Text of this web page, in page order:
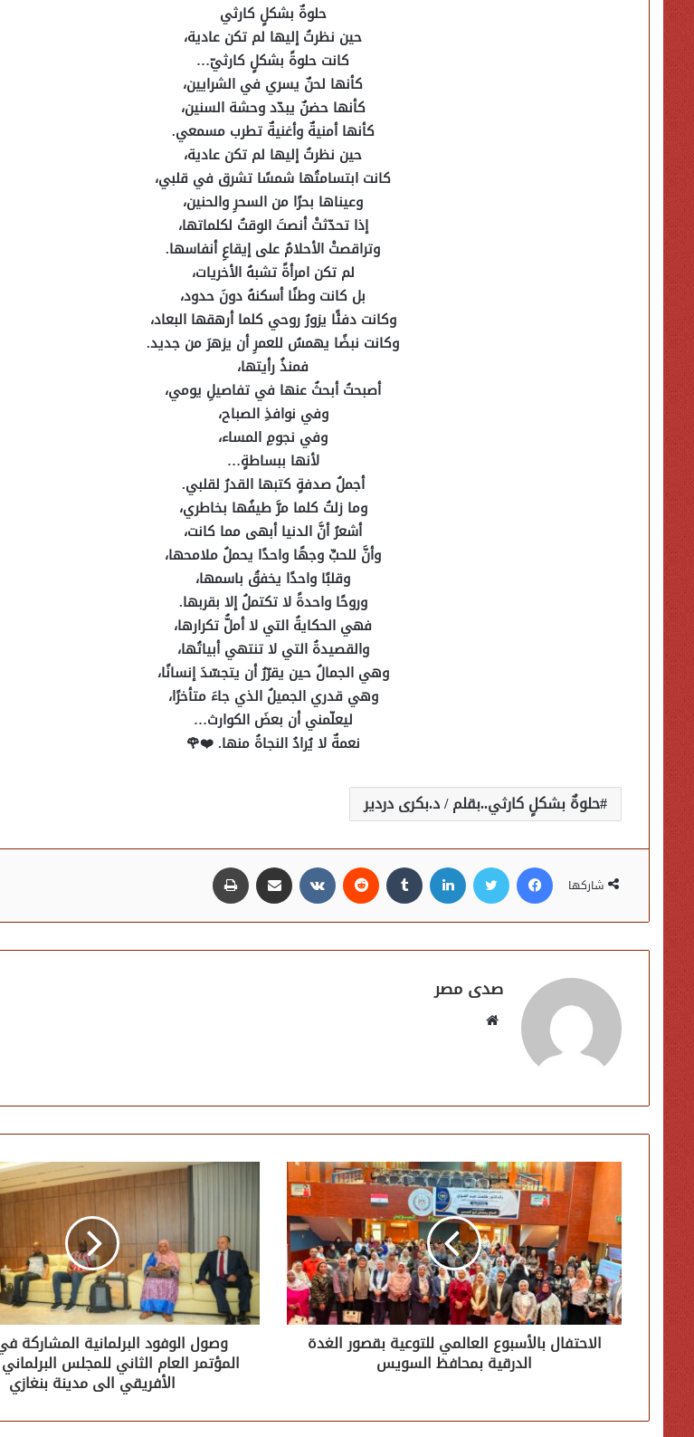
حلوةٌ بشكلٍ كارثي
حين نظرتُ إليها لم تكن عادية،
كانت حلوةً بشكلٍ كارثيّ…
كأنها لحنٌ يسري في الشرايين،
كأنها حضنٌ يبدّد وحشة السنين،
كأنها أمنيةٌ وأغنيةٌ تطرب مسمعي.
حين نظرتُ إليها لم تكن عادية،
كانت ابتسامتُها شمسًا تشرق في قلبي،
وعيناها بحرًا من السحرِ والحنين،
إذا تحدّثتْ أنصتَ الوقتُ لكلماتها،
وتراقصتْ الأحلامُ على إيقاعِ أنفاسها.
لم تكن امرأةً تشبهُ الأخريات،
بل كانت وطنًا أسكنهُ دونَ حدود،
وكانت دفئًا يزورُ روحي كلما أرهقها البعاد،
وكانت نبضًا يهمسُ للعمرِ أن يزهرَ من جديد.
فمنذُ رأيتها،
أصبحتُ أبحثُ عنها في تفاصيلِ يومي،
وفي نوافذِ الصباح،
وفي نجومِ المساء،
لأنها ببساطةٍ…
أجملُ صدفةٍ كتبها القدرُ لقلبي.
وما زلتُ كلما مرَّ طيفُها بخاطري،
أشعرُ أنَّ الدنيا أبهى مما كانت،
وأنَّ للحبِّ وجهًا واحدًا يحملُ ملامحها،
وقلبًا واحدًا يخفقُ باسمها،
وروحًا واحدةً لا تكتملُ إلا بقربها.
فهي الحكايةُ التي لا أملُّ تكرارها،
والقصيدةُ التي لا تنتهي أبياتُها،
وهي الجمالُ حين يقرّرُ أن يتجسّدَ إنسانًا،
وهي قدري الجميلُ الذي جاءَ متأخرًا،
ليعلّمني أن بعضَ الكوارث…
نعمةٌ لا يُرادُ النجاةُ منها. ❤️🌹
حلوةٌ بشكلٍ كارثي..بقلم / د.بكرى دردير
شاركها
فيسبوك تويتر لينكدإن مشاركة عبر البريد
صدى مصر
موقع
الاحتفال بالأسبوع العالمي للتوعية بقصور الغدة
الدرقية بمحافظ السويس
وصول الوفود البرلمانية المشاركة
المؤتمر العام الثاني للمجلس
الأفريقي الى مدينة بنغازي